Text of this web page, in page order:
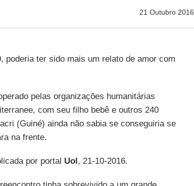
21 Outubro 2016
poderia ter sido mais um relato de amor com
pelas organizações humanitárias
com seu filho bebê e outros 240
(Guiné) ainda não sabia se conseguiria se
na frente.
por portal Uol, 21-10-2016.